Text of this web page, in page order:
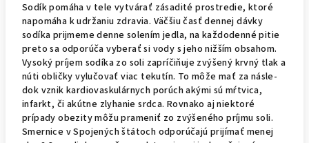
Sodík pomáha v tele vytvárať zásadité prostredie, ktoré
napomáha k udržaniu zdravia. Väčšiu časť dennej dávky
sodíka prijmeme denne solením jedla, na každodenné pitie
preto sa odporúča vyberať si vody s jeho nižším obsahom.
Vysoký príjem sodíka zo soli zapríčiňuje zvýšený krvný tlak a
núti obličky vylučovať viac tekutín. To môže mať za násle-
dok vznik kardiovaskulárnych porúch akými sú mŕtvica,
infarkt, či akútne zlyhanie srdca. Rovnako aj niektoré
prípady obezity môžu prameniť zo zvýšeného príjmu soli.
Smernice v Spojených štátoch odporúčajú prijímať menej